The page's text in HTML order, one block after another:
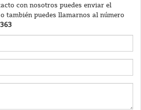
con nosotros puedes enviar el
también puedes llamarnos al número